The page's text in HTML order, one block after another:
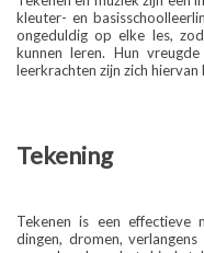
kleuter- en
ongeduldig op elke les,
kunnen leren. Hun
leerkrachten zijn zich hiervan
Tekening
Tekenen is een effectieve
dingen, dromen,